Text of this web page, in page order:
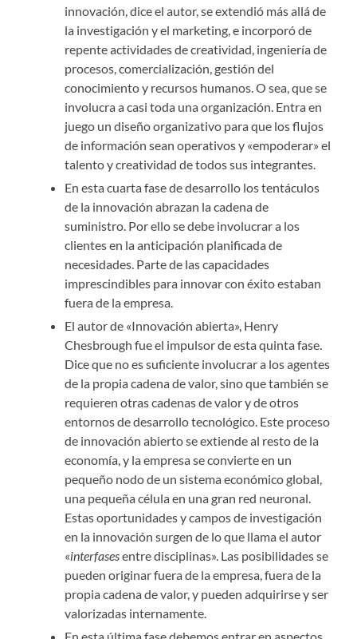
innovación, dice el autor, se extendió más allá de
la investigación y el marketing, e incorporó de
repente actividades de creatividad, ingeniería de
procesos, comercialización, gestión del
conocimiento y recursos humanos. O sea, que se
involucra a casi toda una organización. Entra en
juego un diseño organizativo para que los flujos
de información sean operativos y «empoderar» el
talento y creatividad de todos sus integrantes.
En esta cuarta fase de desarrollo los tentáculos
de la innovación abrazan la cadena de
suministro. Por ello se debe involucrar a los
clientes en la anticipación planificada de
necesidades. Parte de las capacidades
imprescindibles para innovar con éxito estaban
fuera de la empresa.
El autor de «Innovación abierta», Henry
Chesbrough fue el impulsor de esta quinta fase.
Dice que no es suficiente involucrar a los agentes
de la propia cadena de valor, sino que también se
requieren otras cadenas de valor y de otros
entornos de desarrollo tecnológico. Este proceso
de innovación abierto se extiende al resto de la
economía, y la empresa se convierte en un
pequeño nodo de un sistema económico global,
una pequeña célula en una gran red neuronal.
Estas oportunidades y campos de investigación
en la innovación surgen de lo que llama el autor
«interfasesentre disciplinas». Las posibilidades se
pueden originar fuera de la empresa, fuera de la
propia cadena de valor, y pueden adquirirse y ser
valorizadas internamente.